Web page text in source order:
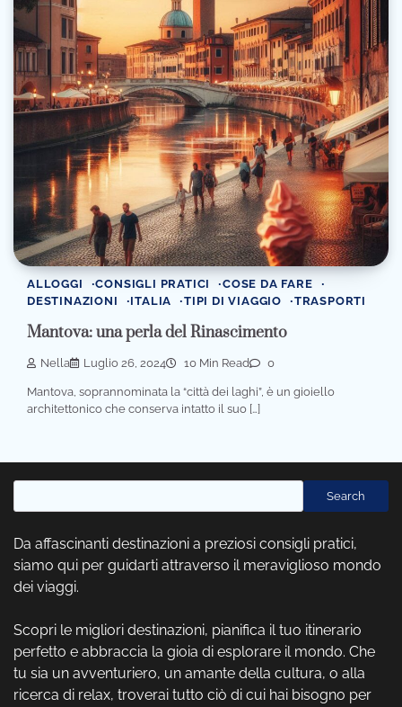
ALLOGGI CONSIGLI PRATICI
COSE DA FARE
DESTINAZIONI
ITALIA TIPI DI VIAGGIO TRASPORTI
Mantova: una perla del Rinascimento
Nella Luglio 26, 2024 10 Min Read 0
Mantova, soprannominata la “città dei laghi”, è un gioiello
architettonico che conserva intatto il suo […]
Search
Da affascinanti destinazioni a preziosi consigli pratici,
siamo qui per guidarti attraverso il meraviglioso mondo
dei viaggi.
Scopri le migliori destinazioni, pianifica il tuo itinerario
perfetto e abbraccia la gioia di esplorare il mondo. Che
tu sia un avventuriero, un amante della cultura, o alla
ricerca di relax, troverai tutto ciò di cui hai bisogno per